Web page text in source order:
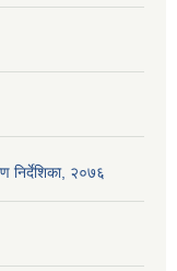
निर्देशिका, २०७६